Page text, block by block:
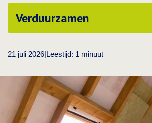
Verduurzamen
21 juli 2026|Leestijd: 1 minuut